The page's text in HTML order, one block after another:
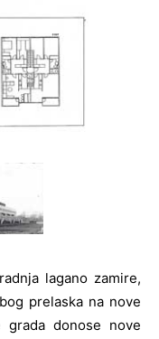
lagano zamire,
prelaska na nove
donose nove